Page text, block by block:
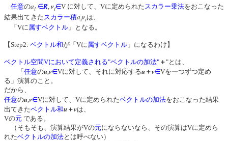
任意のai ∈R, vi∈V に対して、Vに定められたスカラー乗法をおこなった
結果出てきた スカラー積aiviは、
「Vに 属すベクトル 」となる。
【Step2: ベクトル和が「Vに 属すベクトル 」になるわけ】
ベクトル空間Vにおいて定義される"ベクトルの加法" ＋"とは、
「任意のuv∈Vに対して、それに対応するu ＋v∈Vを一つずつ定め
る」演算のこと。
だから、
任意のuv∈Vに対して、Vに定められたベクトルの加法をおこなった結果
出てきたベクトル和u ＋vは、
Vの元 である。
（そもそも、演算結果がVの元にならないなら、その演算はVに定めら
れたベクトルの加法とは呼べない）